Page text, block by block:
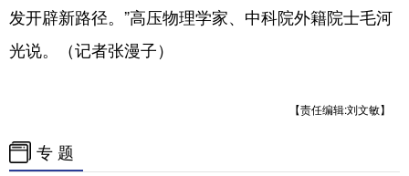
发开辟新路径。”高压物理学家、中科院外籍院士毛河
光说。（记者张漫子）
【责任编辑:刘文敏】
专 题